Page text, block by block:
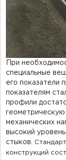
При
специальные
его показатели
показателям
профили
механических
высокий
стыков.
конструкций